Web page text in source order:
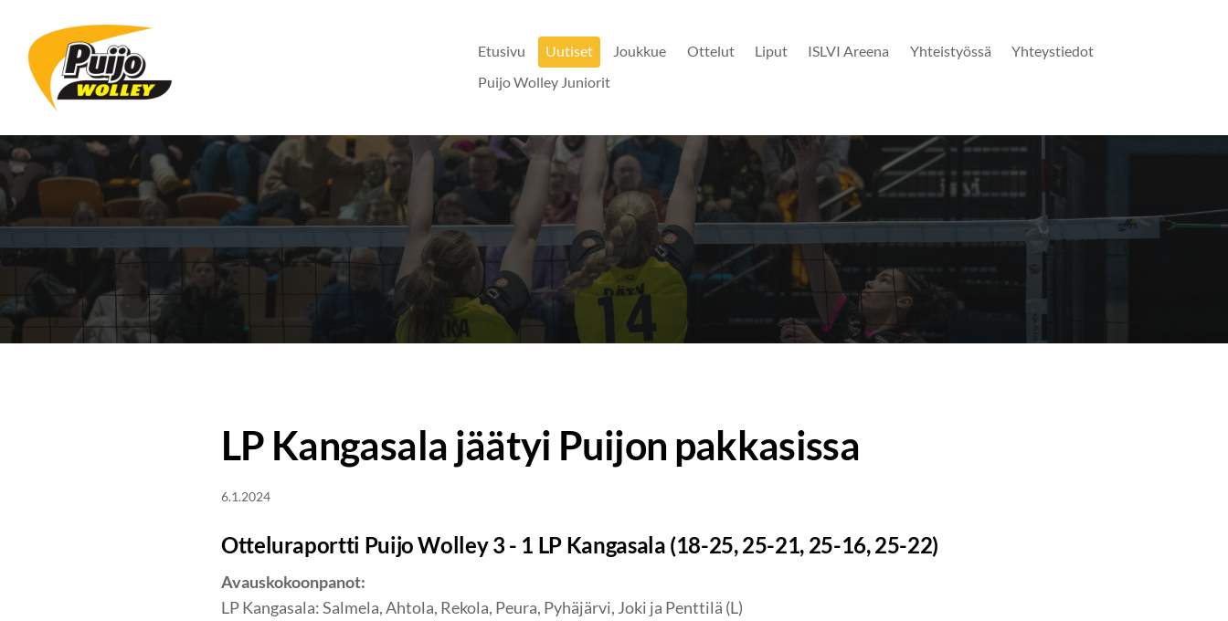
sivun
sisältöön
Sivuston etusivulle
Etusivu Uutiset Joukkue Ottelut Liput ISLVI Areena Yhteistyössä
Yhteystiedot
Puijo Wolley Juniorit
LP Kangasala jäätyi Puijon pakkasissa
6.1.2024
Otteluraportti Puijo Wolley 3 - 1 LP Kangasala (18-25, 25-21, 25-16, 25-22)
Avauskokoonpanot:
LP Kangasala: Salmela, Ahtola, Rekola, Peura, Pyhäjärvi, Joki ja Penttilä (L)